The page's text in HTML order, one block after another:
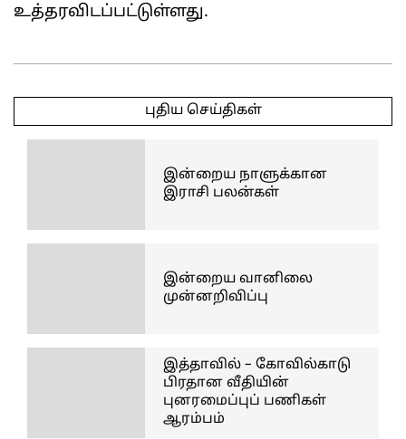
உத்தரவிடப்பட்டுள்ளது.
03-
புதிய செய்திகள்
இன்றைய நாளுக்கான
இராசி பலன்கள்
இன்றைய வானிலை
முன்னறிவிப்பு
இத்தாவில் – கோவில்காடு
பிரதான வீதியின்
புனரமைப்புப் பணிகள்
ஆரம்பம்